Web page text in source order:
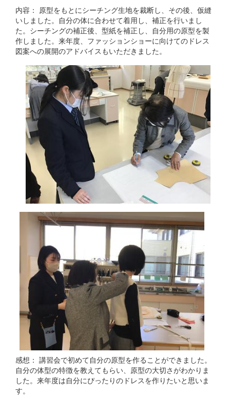
内容： 原型をもとにシーチング生地を裁断し、その後、仮縫
いしました。自分の体に合わせて着用し、補正を行いまし
た。シーチングの補正後、型紙を補正し、自分用の原型を製
作しました。来年度、ファッションショーに向けてのドレス
図案への展開のアドバイスもいただきました。
感想： 講習会で初めて自分の原型を作ることができました。
自分の体型の特徴を教えてもらい、原型の大切さがわかりま
した。来年度は自分にぴったりのドレスを作りたいと思いま
す。